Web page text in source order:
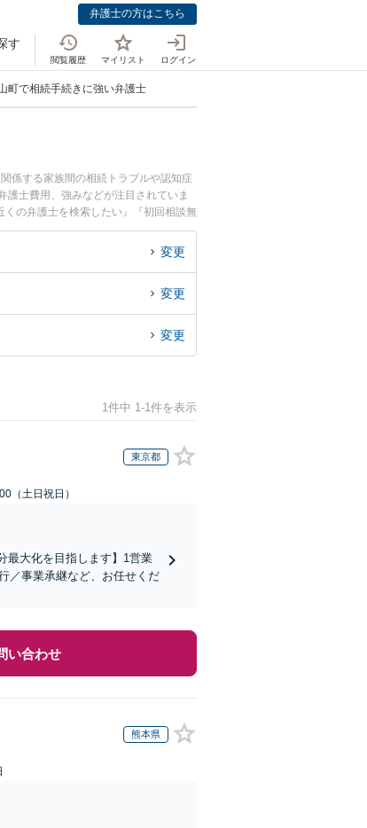
弁護士の方はこちら
す
閲覧履歴 マイリスト ログイン
町で相続手続きに強い弁護士
係する家族間の相続トラブルや認知症
士費用、強みなどが注目されていま
の弁護士を検索したい』『初回相談無
変更
変更
変更
1件中 1-1件を表示
東京都
（土日祝日）
最大化を目指します】1営業
／事業承継など、お任せくだ
い合わせ
熊本県